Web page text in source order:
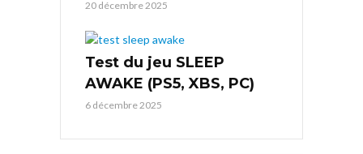
20 décembre 2025
Test du jeu SLEEP
AWAKE (PS5, XBS, PC)
6 décembre 2025